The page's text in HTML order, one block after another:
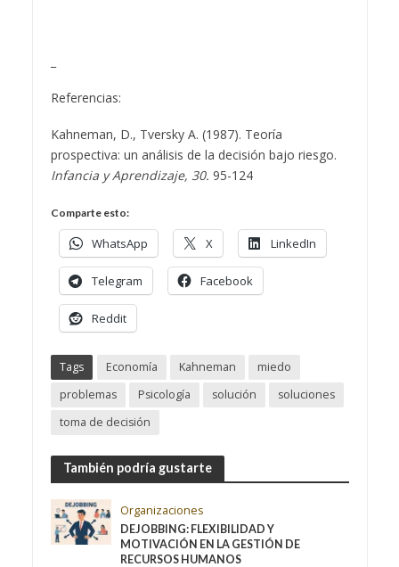
Referencias:
Kahneman, D., Tversky A. (1987). Teoría
prospectiva: un análisis de la decisión bajo riesgo.
Infancia y Aprendizaje, 30. 95-124
Comparte esto:
WhatsApp X LinkedIn
Telegram Facebook
Reddit
Tags Economía Kahneman
miedo
problemas
Psicología solución
soluciones
toma de decisión
También podría gustarte
Organizaciones
DEJOBBING: FLEXIBILIDAD Y
MOTIVACIÓN EN LA GESTIÓN DE
RECURSOS HUMANOS